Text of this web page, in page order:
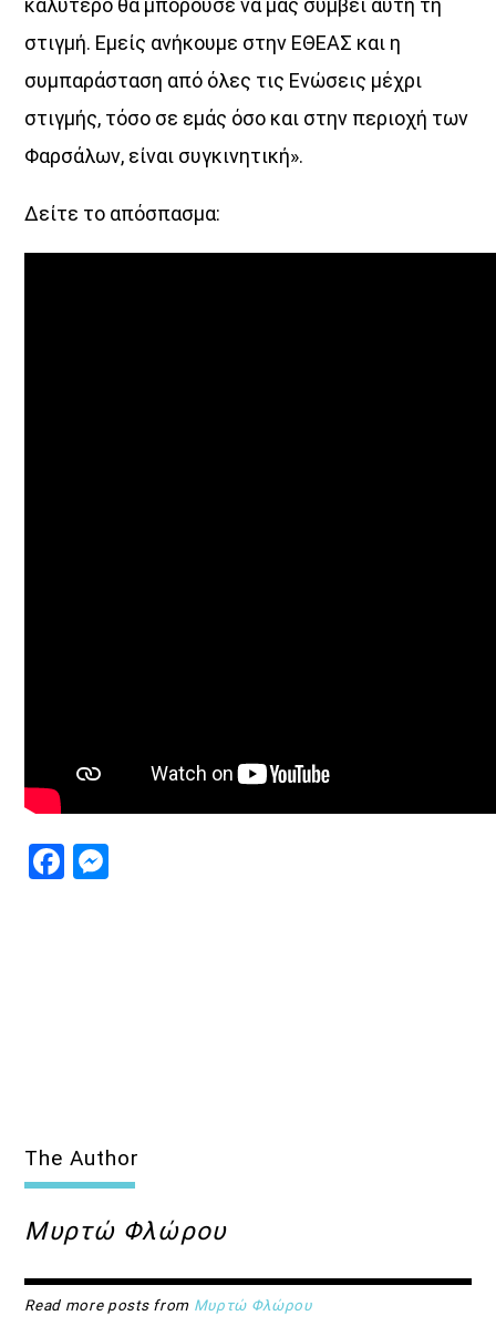
καλύτερο θα μπορούσε να μας συμβεί αυτή τη
στιγμή. Εμείς ανήκουμε στην ΕΘΕΑΣ και η
συμπαράσταση από όλες τις Ενώσεις μέχρι
στιγμής, τόσο σε εμάς όσο και στην περιοχή των
Φαρσάλων, είναι συγκινητική».
Δείτε το απόσπασμα:
Facebook
The Author
Μυρτώ Φλώρου
Read more posts from Μυρτώ Φλώρου